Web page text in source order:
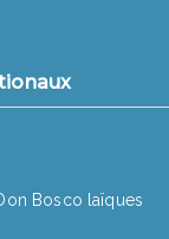
Bosco laïques